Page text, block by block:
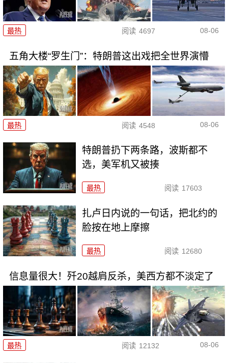
最热 阅读 4697 08-06
五角大楼“罗生门”：特朗普这出戏把全世界演懵
最热 阅读 4548 08-06
特朗普扔下两条路，波斯都不
选，美军机又被揍
最热 阅读 17603
扎卢日内说的一句话，把北约的
脸按在地上摩擦
最热 阅读 12680
信息量很大！歼20越肩反杀，美西方都不淡定了
最热 阅读 12132 08-06